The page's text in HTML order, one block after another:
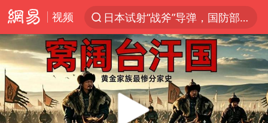
视频
日本试射“战斧”导弹，国防部回应
“电影+”如何激发千亿级消费新活力？
东航：国内客票提前14天免费退改
台风白海豚中心风力增强
向鹏0-3不敌张本智和